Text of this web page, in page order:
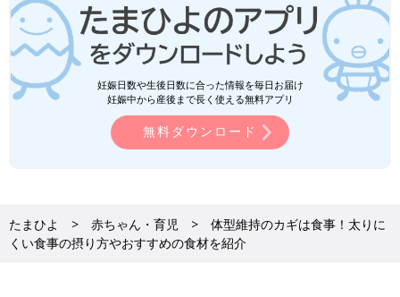
妊娠日数や生後日数に合った情報を毎日お届け
妊娠中から産後まで長く使える無料アプリ
無料ダウンロード
たまひよ 赤ちゃん・育児
体型維持のカギは食事！太りに
くい食事の摂り方やおすすめの食材を紹介